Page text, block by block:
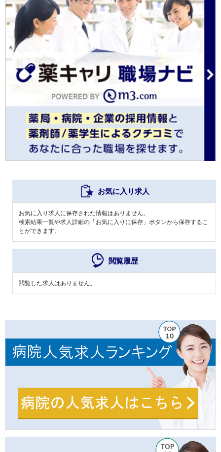
お気に入り求人
お気に入り求人に保存された情報はありません。
検索結果一覧や求人詳細の「お気に入りに保存」ボタンから保存するこ
とができます。
閲覧履歴
閲覧した求人はありません。